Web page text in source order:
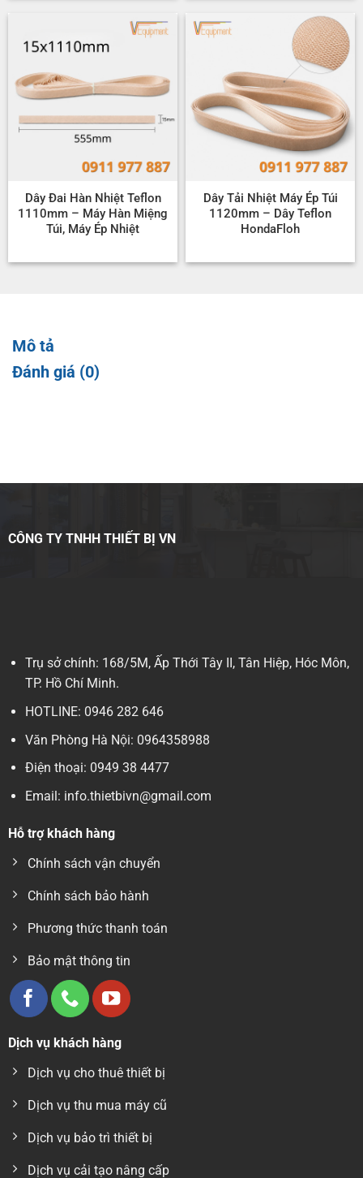
Dây Đai Hàn Nhiệt Teflon
1110mm – Máy Hàn Miệng
Túi, Máy Ép Nhiệt
Dây Tải Nhiệt Máy Ép Túi
1120mm – Dây Teflon
HondaFloh
Mô tả
Đánh giá (0)
CÔNG TY TNHH THIẾT BỊ VN
Trụ sở chính: 168/5M, Ấp Thới Tây II, Tân Hiệp, Hóc Môn,
TP. Hồ Chí Minh.
HOTLINE: 0946 282 646
Văn Phòng Hà Nội: 0964358988
Điện thoại: 0949 38 4477
Email: info.thietbivn@gmail.com
Hỗ trợ khách hàng
Chính sách vận chuyển
Chính sách bảo hành
Phương thức thanh toán
Bảo mật thông tin
Dịch vụ khách hàng
Dịch vụ cho thuê thiết bị
Dịch vụ thu mua máy cũ
Dịch vụ bảo trì thiết bị
Dịch vụ cải tạo nâng cấp